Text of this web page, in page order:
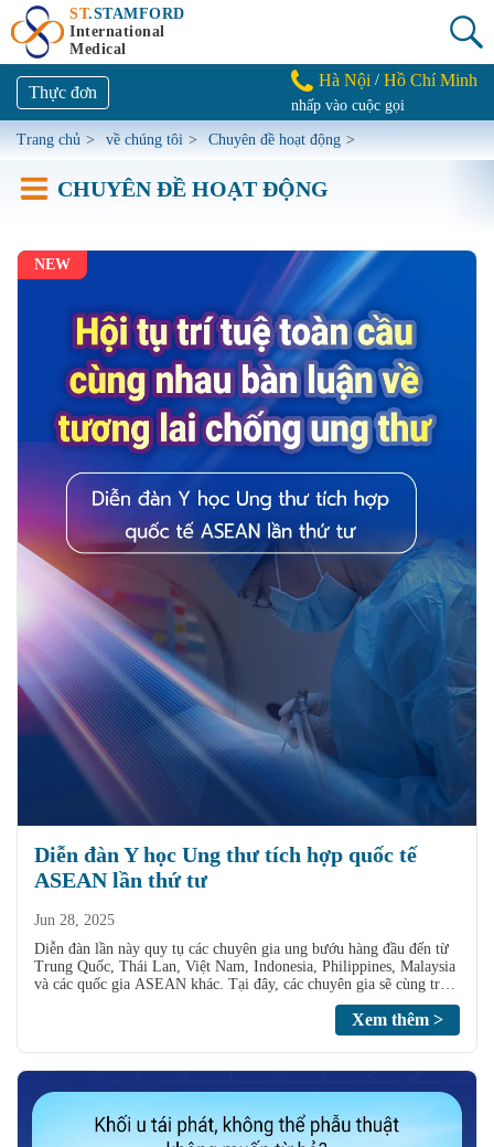
ST.STAMFORD
International
Medical
Thực đơn
Hà Nội / Hồ Chí Minh
nhấp vào cuộc gọi
Trang chủ > về chúng tôi > Chuyên đề hoạt động >
CHUYÊN ĐỀ HOẠT ĐỘNG
Diễn đàn Y học Ung thư tích hợp quốc tế
ASEAN lần thứ tư
Jun 28, 2025
Diễn đàn lần này quy tụ các chuyên gia ung bướu hàng đầu đến từ
Trung Quốc, Thái Lan, Việt Nam, Indonesia, Philippines, Malaysia
và các quốc gia ASEAN khác. Tại đây, các chuyên gia sẽ cùng trao
đổi và chia sẻ chuyên sâu xoay quanh những chủ đề trọng điểm như
Điều trị ung thư không phẫu thuật, Liệu pháp điều trị kết hợp Xâm
Xem thêm >